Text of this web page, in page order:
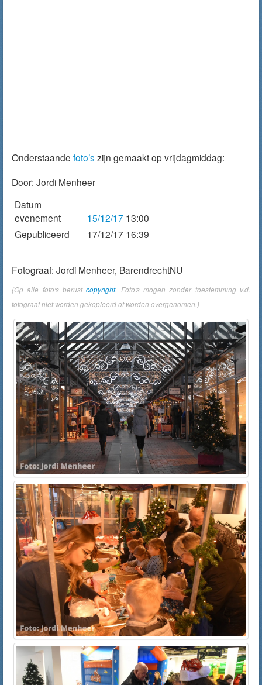
Onderstaande foto’szijn gemaakt op vrijdagmiddag:
Door: Jordi Menheer
Datum
evenement
15/12/17 13:00
Gepubliceerd
17/12/17 16:39
Fotograaf: Jordi Menheer, BarendrechtNU
(Op alle foto's berustcopyright. Foto's mogen zonder toestemming v.d.
fotograaf niet worden gekopieerd of worden overgenomen.)